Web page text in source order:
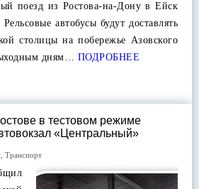
поезд из Ростова-на-Дону в Ейск
автобусы будут доставлять
столицы на побережье Азовского
дням… ПОДРОБНЕЕ
в тестовом режиме
«Центральный»
Транспорт